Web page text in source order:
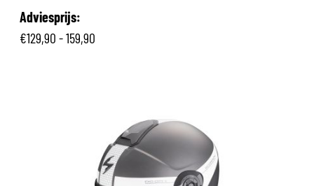
Adviesprijs:
€129,90 - 159,90